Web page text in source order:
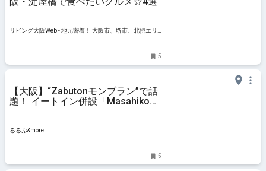
リビング大阪Web - 地元密着！ 大阪市、堺市、北摂エリ
5
【大阪】“Zabutonモンブラン”で話
題！ イートイン併設「Masahiko
るるぶ&more.
5